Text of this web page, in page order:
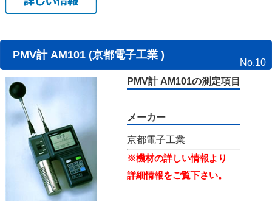
PMV計 AM101 (京都電子工業 )
No.10
PMV計 AM101の測定項目
メーカー
京都電子工業
※機材の詳しい情報より
詳細情報をご覧下さい。